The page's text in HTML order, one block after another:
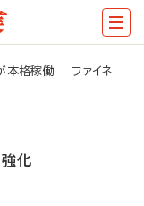
本格稼働 ファイネ
強化